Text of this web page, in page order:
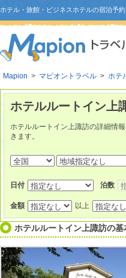
ホテル・旅館・ビジネスホテルの宿泊予
Mapion > マピオントラベル > ホテ
ホテルルートイン上
ホテルルートイン上諏訪の詳細情
きます。
日付 泊数
金額 以上
ホテルルートイン上諏訪の基